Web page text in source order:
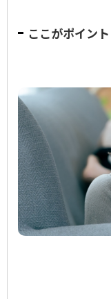
ここがポイント